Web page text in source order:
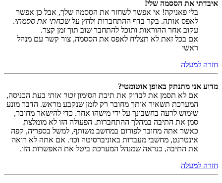
איבדתי את הססמה שלי!
בלי פאניקה! אי אפשר לשחזר את הססמה שלך, אבל כן אפשר
לאפס אותה. בקר בדף ההתחברות ולחץ עלשכחתי את ססמתי.
עקוב אחר ההוראות ותוכל להתחבר שוב תוך זמן קצר.
אם בכל זאת לא תצליח לאפס את הססמה, צור קשר עם מנהל
ראשי
חזרה למעלה
מדוע אני מתנתק באופן אוטומטי?
אם לא תסמן את לבדוק את תיבת הסימוןזכור אותי בעת הכניסה,
המערכת תשאיר אותך מחובר רק לזמן שנקבע מראש. הדבר מונע
שימוש לרעה בחשבונך על ידי מישהו אחר. כדי להישאר מחובר,
סמן את התיבה במהלך ההתחברות. הפעולה הזו לא מומלצת
כאשר אתה מחובר לפורום במחשב משותף, למשל בספריה, קפה
אינטרנט, מחשבי מעבדות באוניברסיטה וכו׳. אם אתה לא רואה
את התיבה, כנראה שמנהל המערכת ביטל את האפשרות הזו.
חזרה למעלה